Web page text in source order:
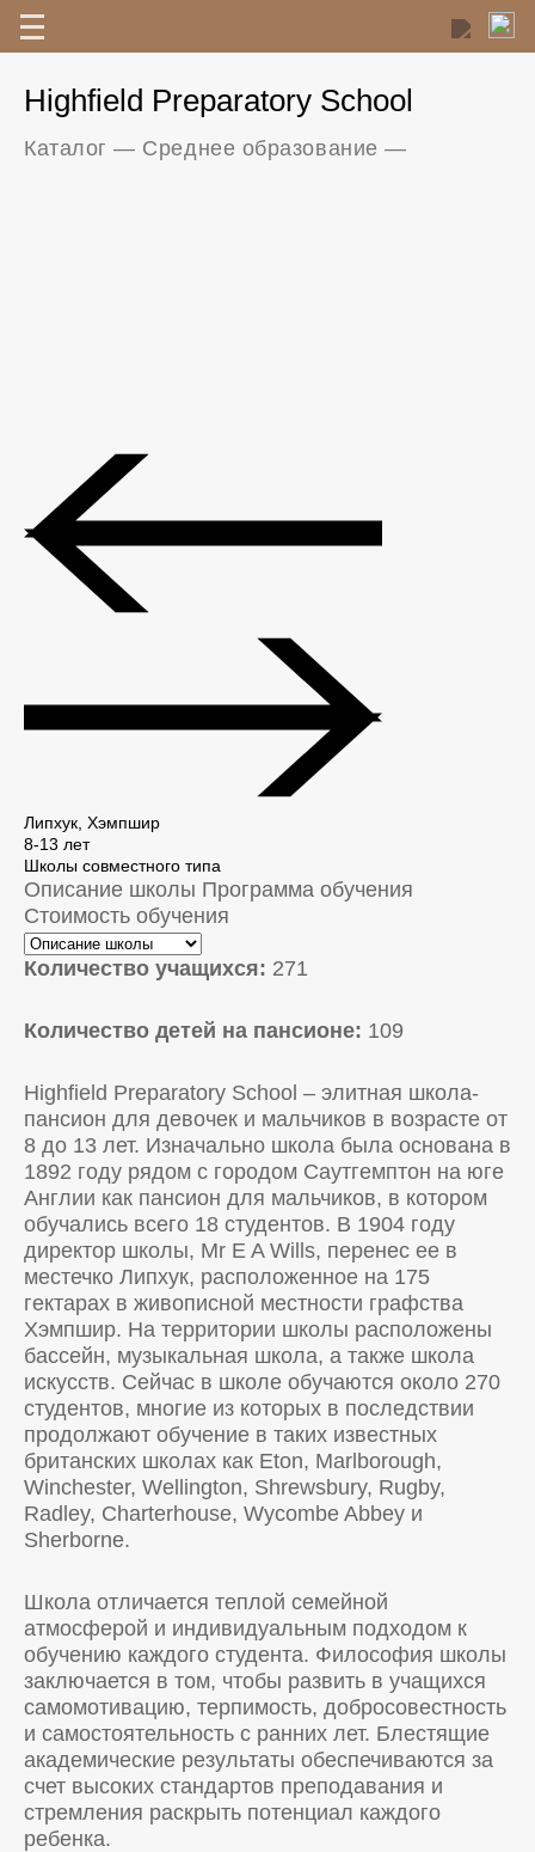
Highfield Preparatory School
Каталог — Среднее образование —
Липхук, Хэмпшир
8-13 лет
Школы совместного типа
Описание школы Программа обучения
Стоимость обучения
Количество учащихся: 271
Количество детей на пансионе: 109
Highfield Preparatory School – элитная школа-
пансион для девочек и мальчиков в возрасте от
8 до 13 лет. Изначально школа была основана в
1892 году рядом с городом Саутгемптон на юге
Англии как пансион для мальчиков, в котором
обучались всего 18 студентов. В 1904 году
директор школы, Mr E A Wills, перенес ее в
местечко Липхук, расположенное на 175
гектарах в живописной местности графства
Хэмпшир. На территории школы расположены
бассейн, музыкальная школа, а также школа
искусств. Сейчас в школе обучаются около 270
студентов, многие из которых в последствии
продолжают обучение в таких известных
британских школах как Eton, Marlborough,
Winchester, Wellington, Shrewsbury, Rugby,
Radley, Charterhouse, Wycombe Abbey и
Sherborne.
Школа отличается теплой семейной
атмосферой и индивидуальным подходом к
обучению каждого студента. Философия школы
заключается в том, чтобы развить в учащихся
самомотивацию, терпимость, добросовестность
и самостоятельность с ранних лет. Блестящие
академические результаты обеспечиваются за
счет высоких стандартов преподавания и
стремления раскрыть потенциал каждого
ребенка.